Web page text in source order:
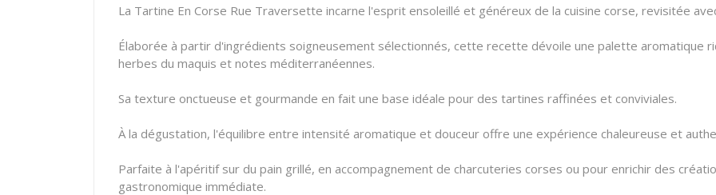
La Tartine En Corse Rue Traversette incarne l'esprit ensoleillé et généreux de la cuisine corse, revisitée
Élaborée à partir d'ingrédients soigneusement sélectionnés, cette recette dévoile une palette aromatique
herbes du maquis et notes méditerranéennes.
Sa texture onctueuse et gourmande en fait une base idéale pour des tartines raffinées et conviviales.
À la dégustation, l'équilibre entre intensité aromatique et douceur offre une expérience chaleureuse et
Parfaite à l'apéritif sur du pain grillé, en accompagnement de charcuteries corses ou pour enrichir des
gastronomique immédiate.